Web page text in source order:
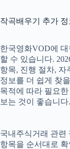
작곡배우기 추가 정
한국영화VOD에
할 수 있습니다.
항목, 진행 절차,
정보를 더 쉽게 찾
목적에 따라 필요
보는 것이 좋습니다.
국내주식거래 관련
항목을 순서대로